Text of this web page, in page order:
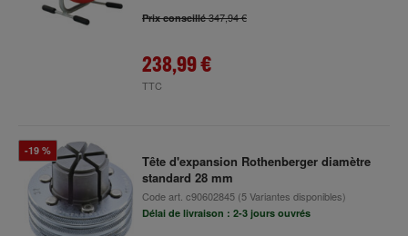
Prix conseillé347,94 €
238,99 €
TTC
-19 %
Tête d'expansion Rothenberger diamètre
standard 28 mm
Code art. c90602845(5 Variantes disponibles)
Délai de livraison : 2-3 jours ouvrés